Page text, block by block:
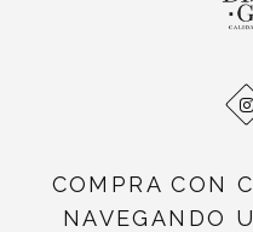
COMPRA CON
NAVEGANDO